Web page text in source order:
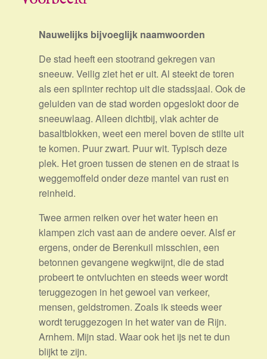
Nauwelijks bijvoeglijk naamwoorden
De stad heeft een stootrand gekregen van
sneeuw. Veilig ziet het er uit. Al steekt de toren
als een splinter rechtop uit die stadssjaal. Ook de
geluiden van de stad worden opgeslokt door de
sneeuwlaag. Alleen dichtbij, vlak achter de
basaltblokken, weet een merel boven de stilte uit
te komen. Puur zwart. Puur wit. Typisch deze
plek. Het groen tussen de stenen en de straat is
weggemoffeld onder deze mantel van rust en
reinheid.
Twee armen reiken over het water heen en
klampen zich vast aan de andere oever. Alsf er
ergens, onder de Berenkuil misschien, een
betonnen gevangene wegkwijnt, die de stad
probeert te ontvluchten en steeds weer wordt
teruggezogen in het gewoel van verkeer,
mensen, geldstromen. Zoals ik steeds weer
wordt teruggezogen in het water van de Rijn.
Arnhem. Mijn stad. Waar ook het ijs net te dun
blijkt te zijn.